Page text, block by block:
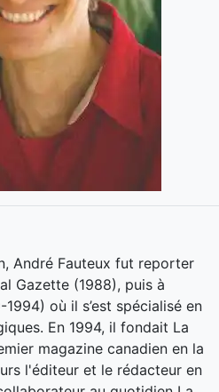
André Fauteux fut reporter
Gazette (1988), puis à
où il s’est spécialisé en
En 1994, il fondait La
magazine canadien en la
l'éditeur et le rédacteur en